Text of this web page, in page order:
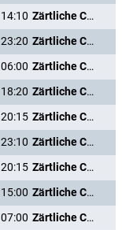
14:10
Zärtliche Chaoten II
23:20
Zärtliche Chaoten II
06:00
Zärtliche Chaoten II
18:20
Zärtliche Chaoten II
20:15
Zärtliche Chaoten II
23:10
Zärtliche Chaoten II
20:15
Zärtliche Chaoten II
15:00
Zärtliche Chaoten II
07:00
Zärtliche Chaoten II